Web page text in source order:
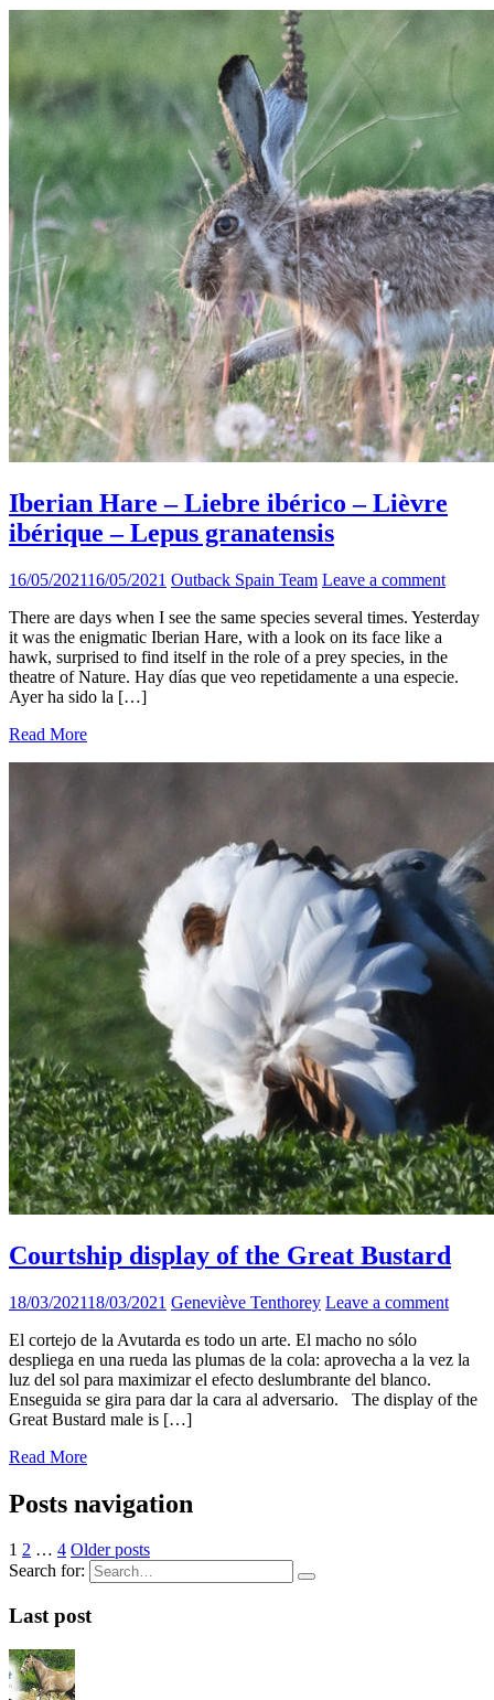
Iberian Hare – Liebre ibérico – Lièvre
ibérique – Lepus granatensis
16/05/202116/05/2021 Outback Spain Team Leave a comment
There are days when I see the same species several times. Yesterday
it was the enigmatic Iberian Hare, with a look on its face like a
hawk, surprised to find itself in the role of a prey species, in the
theatre of Nature. Hay días que veo repetidamente a una especie.
Ayer ha sido la […]
Read More
Courtship display of the Great Bustard
18/03/202118/03/2021 Geneviève Tenthorey Leave a comment
El cortejo de la Avutarda es todo un arte. El macho no sólo
despliega en una rueda las plumas de la cola: aprovecha a la vez la
luz del sol para maximizar el efecto deslumbrante del blanco.
Enseguida se gira para dar la cara al adversario. The display of the
Great Bustard male is […]
Read More
Posts navigation
1 2 … 4 Older posts
Search for:
Last post